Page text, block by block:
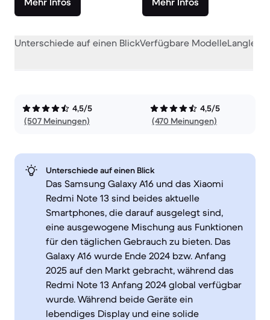
Unterschiede auf einen BlickVerfügbare Modelle
4,5/5
(507 Meinungen)
4,5/5
(470 Meinungen)
Unterschiede auf einen Blick
Das Samsung Galaxy A16 und das Xiaomi
Redmi Note 13 sind beides aktuelle
Smartphones, die darauf ausgelegt sind,
eine ausgewogene Mischung aus Funktionen
für den täglichen Gebrauch zu bieten. Das
Galaxy A16 wurde Ende 2024 bzw. Anfang
2025 auf den Markt gebracht, während das
Redmi Note 13 Anfang 2024 global verfügbar
wurde. Während beide Geräte ein
lebendiges Display und eine solide